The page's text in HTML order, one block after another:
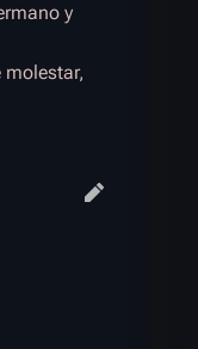
y
molestar,